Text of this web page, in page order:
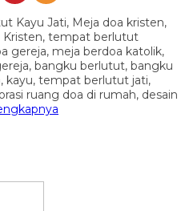
Kayu Jati, Meja doa kristen,
Kristen, tempat berlutut
gereja, meja berdoa katolik,
bangku berlutut, bangku
kayu, tempat berlutut jati,
ruang doa di rumah, desain